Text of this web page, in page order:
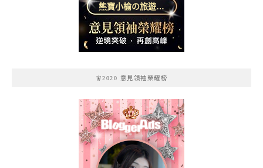
熊寶小榆の旅遊日
記
🧚2020 意見領袖榮耀榜